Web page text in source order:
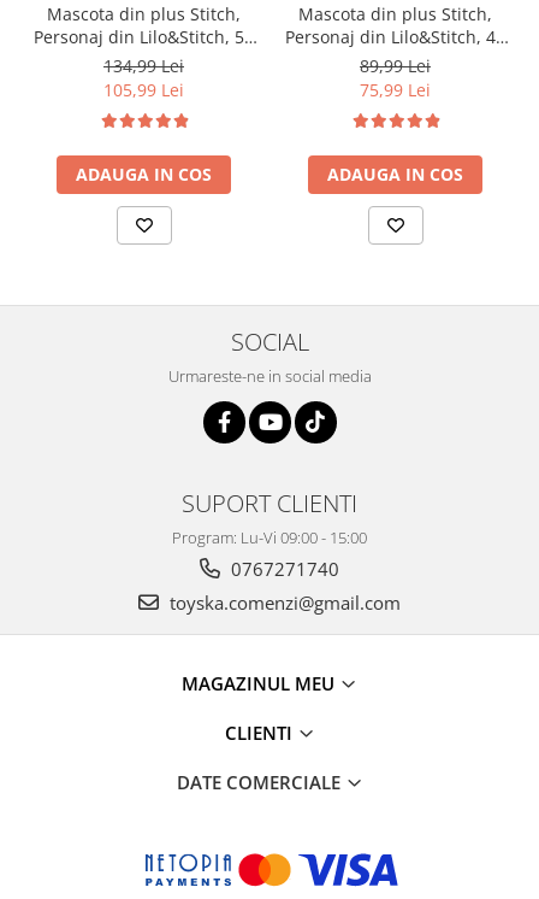
Mascota din plus Stitch,
Personaj din Lilo&Stitch, 50
cm
134,99 Lei
105,99 Lei
ADAUGA IN COS
Mascota din plus Stitch,
Personaj din Lilo&Stitch, 40
cm
89,99 Lei
75,99 Lei
ADAUGA IN COS
SOCIAL
Urmareste-ne in social media
SUPORT CLIENTI
Program: Lu-Vi 09:00 - 15:00
0767271740
toyska.comenzi@gmail.com
MAGAZINUL MEU
CLIENTI
DATE COMERCIALE